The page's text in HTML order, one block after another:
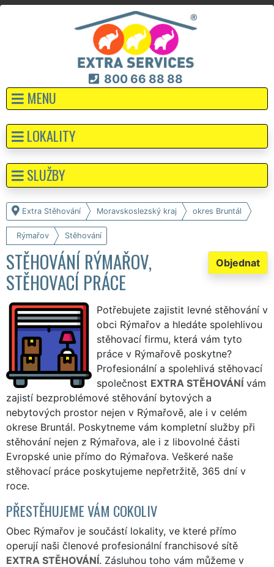
800 66 88 88
MENU
Extra Stěhování Moravskoslezský kraj okres Bruntál
Rýmařov Stěhování
Objednat
STĚHOVÁNÍ RÝMAŘOV,
STĚHOVACÍ PRÁCE
Potřebujete zajistit levné stěhování v
obci Rýmařov a hledáte spolehlivou
stěhovací firmu, která vám tyto
práce v Rýmařově poskytne?
Profesionální a spolehlivá stěhovací
společnost EXTRA STĚHOVÁNÍ vám
zajistí bezproblémové stěhování bytových a
nebytových prostor nejen v Rýmařově, ale i v celém
okrese Bruntál. Poskytneme vám kompletní služby při
stěhování nejen z Rýmařova, ale i z libovolné části
Evropské unie přímo do Rýmařova. Veškeré naše
stěhovací práce poskytujeme nepřetržitě, 365 dní v
roce.
PŘESTĚHUJEME VÁM COKOLIV
Obec Rýmařov je součástí lokality, ve které přímo
operují naši členové profesionální franchisové sítě
EXTRA STĚHOVÁNÍ. Zásluhou toho vám můžeme v
LOKALITY
SLUŽBY